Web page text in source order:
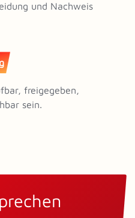
und Nachweis
freigegeben,
sein.